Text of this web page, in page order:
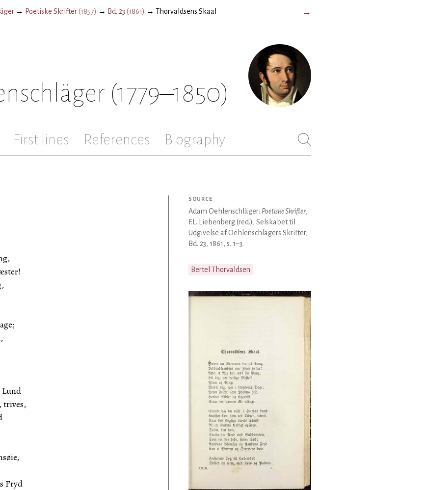
→ Poetiske Skrifter(1857) → Bd. 23 (1861) → Thorvaldsens Skaal →
(1779–1850)
First lines References Biography
trives,
Fryd
SOURCE
Adam Oehlenschläger: Poetiske Skrifter,
F.L. Liebenberg (red.), Selskabet til
Udgivelse af Oehlenschlägers Skrifter,
Bd. 23, 1861, s. 1–3.
Bertel Thorvaldsen